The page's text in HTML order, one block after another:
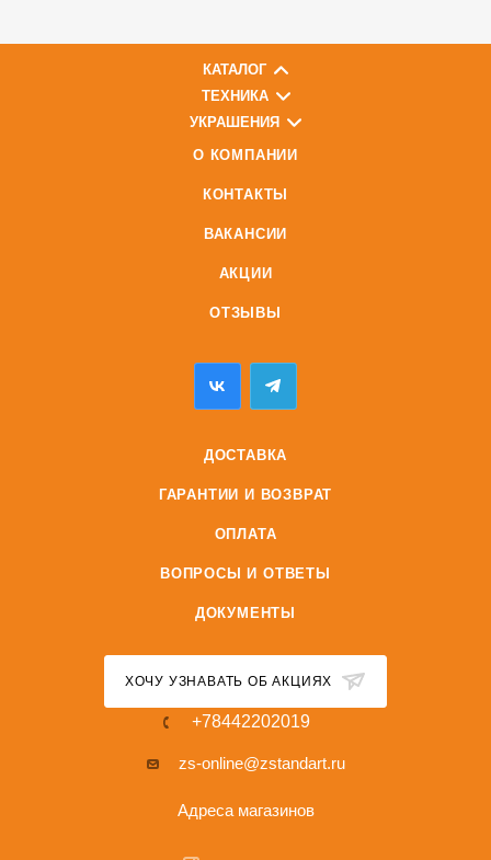
КАТАЛОГ
ТЕХНИКА
УКРАШЕНИЯ
О КОМПАНИИ
КОНТАКТЫ
ВАКАНСИИ
АКЦИИ
ОТЗЫВЫ
ДОСТАВКА
ГАРАНТИИ И ВОЗВРАТ
ОПЛАТА
ВОПРОСЫ И ОТВЕТЫ
ДОКУМЕНТЫ
ХОЧУ УЗНАВАТЬ ОБ АКЦИЯХ
+78442202019
zs-online@zstandart.ru
Адреса магазинов